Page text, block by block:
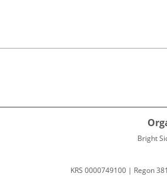
Bright
KRS 0000749100 | Regon